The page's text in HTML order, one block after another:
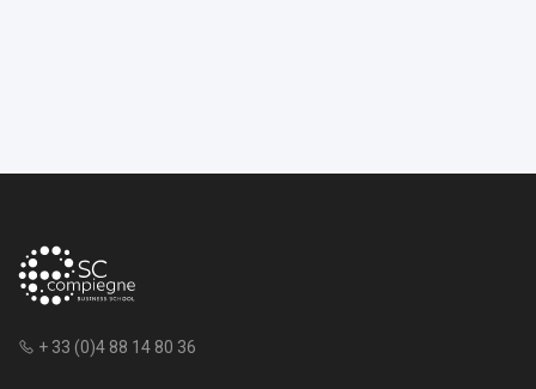
+ 33 (0)4 88 14 80 36